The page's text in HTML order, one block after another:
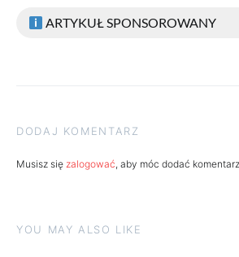
ARTYKUŁ SPONSOROWANY
DODAJ KOMENTARZ
Musisz się zalogować, aby móc dodać
YOU MAY ALSO LIKE